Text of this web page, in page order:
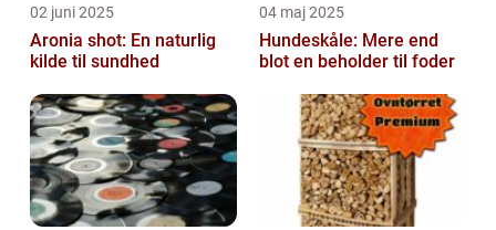
02 juni 2025
Aronia shot: En naturlig
kilde til sundhed
04 maj 2025
Hundeskåle: Mere end
blot en beholder til foder